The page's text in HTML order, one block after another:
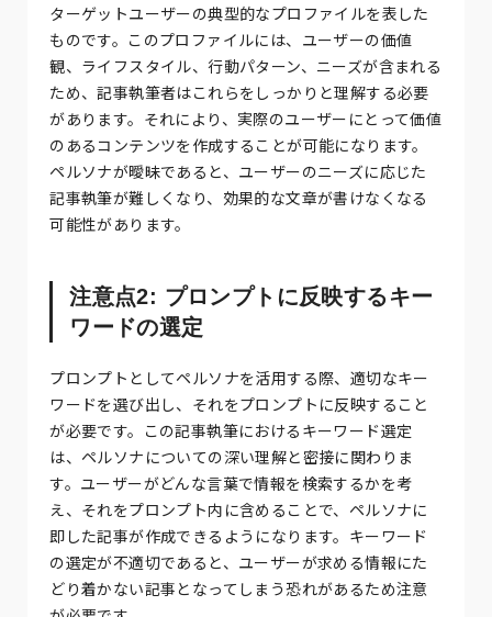
ターゲットユーザーの典型的なプロファイルを表した
ものです。このプロファイルには、ユーザーの価値
観、ライフスタイル、行動パターン、ニーズが含まれる
ため、記事執筆者はこれらをしっかりと理解する必要
があります。それにより、実際のユーザーにとって価値
のあるコンテンツを作成することが可能になります。
ペルソナが曖昧であると、ユーザーのニーズに応じた
記事執筆が難しくなり、効果的な文章が書けなくなる
可能性があります。
注意点2: プロンプトに反映するキー
ワードの選定
プロンプトとしてペルソナを活用する際、適切なキー
ワードを選び出し、それをプロンプトに反映すること
が必要です。この記事執筆におけるキーワード選定
は、ペルソナについての深い理解と密接に関わりま
す。ユーザーがどんな言葉で情報を検索するかを考
え、それをプロンプト内に含めることで、ペルソナに
即した記事が作成できるようになります。キーワード
の選定が不適切であると、ユーザーが求める情報にた
どり着かない記事となってしまう恐れがあるため注意